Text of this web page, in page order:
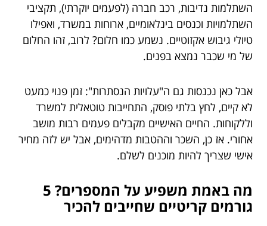
השתלמות נדיבות, רכב חברה (לפעמים יוקרתי), תקציבי
השתלמויות וכנסים בינלאומיים, ארוחות במשרד, ואפילו
טיולי גיבוש אקזוטיים. נשמע כמו חלום? לרוב, זהו החלום
של מי שכבר נמצא בפנים.
אבל כאן נכנסות גם ה"עלויות הנסתרות": זמן פנוי כמעט
לא קיים, לחץ בלתי פוסק, התחייבות טוטאלית למשרד
וללקוחות. החיים האישיים מקבלים פעמים רבות מושב
אחורי. אז כן, השכר וההטבות מדהימים, אבל יש לזה מחיר
אישי שצריך להיות מוכנים לשלם.
מה באמת משפיע על המספרים? 5
גורמים קריטיים שחייבים להכיר